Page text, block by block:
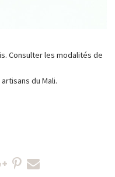
. Consulter lesmodalités de
du Mali.